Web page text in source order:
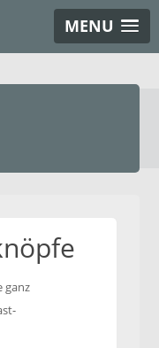
MENU
ganz